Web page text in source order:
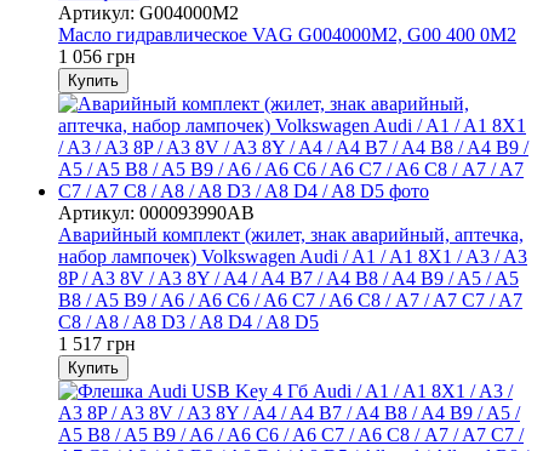
Артикул: G004000M2
Масло гидравлическое VAG G004000M2, G00 400 0M2
1 056 грн
Купить
Артикул: 000093990AB
Аварийный комплект (жилет, знак аварийный, аптечка,
набор лампочек) Volkswagen Audi / A1 / A1 8X1 / A3 / A3
8P / A3 8V / A3 8Y / A4 / A4 B7 / A4 B8 / A4 B9 / A5 / A5
B8 / A5 B9 / A6 / A6 C6 / A6 C7 / A6 С8 / A7 / A7 C7 / A7
C8 / A8 / A8 D3 / A8 D4 / A8 D5
1 517 грн
Купить